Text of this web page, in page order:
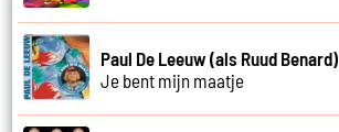
Paul De Leeuw (als Ruud Benard)
Je bent mijn maatje